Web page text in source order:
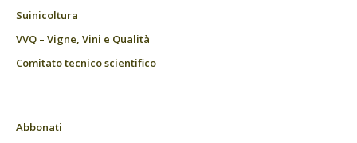
Suinicoltura
VVQ – Vigne, Vini e Qualità
Comitato tecnico scientifico
Abbonati